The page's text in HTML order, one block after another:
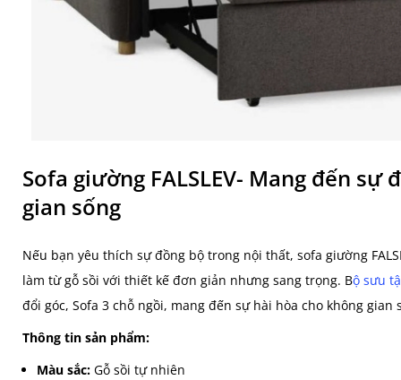
Sofa giường FALSLEV- Mang đến
gian sống
Nếu bạn yêu thích sự đồng bộ trong nội thất, sofa giường
làm từ gỗ sồi với thiết kế đơn giản nhưng sang trọng. Bộ sưu
đổi góc, Sofa 3 chỗ ngồi, mang đến sự hài hòa cho không gian
Thông tin sản phẩm:
Màu sắc: Gỗ sồi tự nhiên